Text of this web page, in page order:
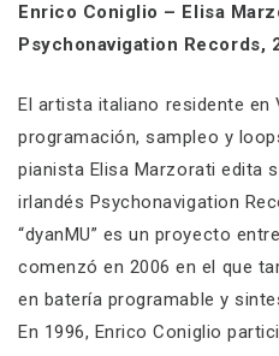
Enrico Coniglio – Elisa
Psychonavigation Records,
El artista italiano residente en
programación, sampleo y
pianista Elisa Marzorati edita
irlandés Psychonavigation
“dyanMU” es un proyecto
comenzó en 2006 en el que
en batería programable y
En 1996, Enrico Coniglio